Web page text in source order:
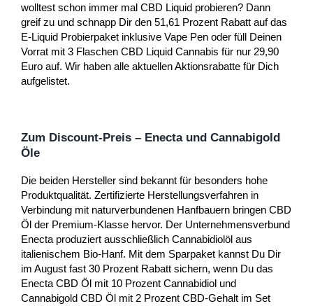
wolltest schon immer mal CBD Liquid probieren? Dann
greif zu und schnapp Dir den 51,61 Prozent Rabatt auf das
E-Liquid Probierpaket inklusive Vape Pen oder füll Deinen
Vorrat mit 3 Flaschen CBD Liquid Cannabis für nur 29,90
Euro auf. Wir haben alle aktuellen Aktionsrabatte für Dich
aufgelistet.
Zum Discount-Preis – Enecta und Cannabigold
Öle
Die beiden Hersteller sind bekannt für besonders hohe
Produktqualität. Zertifizierte Herstellungsverfahren in
Verbindung mit naturverbundenen Hanfbauern bringen CBD
Öl der Premium-Klasse hervor. Der Unternehmensverbund
Enecta produziert ausschließlich Cannabidiolöl aus
italienischem Bio-Hanf. Mit dem Sparpaket kannst Du Dir
im August fast 30 Prozent Rabatt sichern, wenn Du das
Enecta CBD Öl mit 10 Prozent Cannabidiol und
Cannabigold CBD Öl mit 2 Prozent CBD-Gehalt im Set